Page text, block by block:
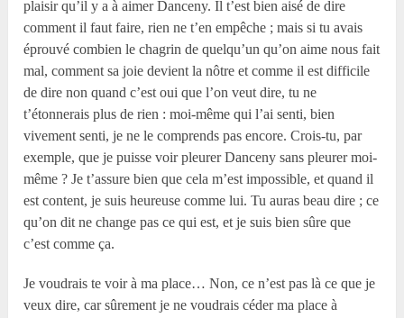
plaisir qu’il y a à aimer Danceny. Il t’est bien aisé de dire
comment il faut faire, rien ne t’en empêche ; mais si tu avais
éprouvé combien le chagrin de quelqu’un qu’on aime nous fait
mal, comment sa joie devient la nôtre et comme il est difficile
de dire non quand c’est oui que l’on veut dire, tu ne
t’étonnerais plus de rien : moi-même qui l’ai senti, bien
vivement senti, je ne le comprends pas encore. Crois-tu, par
exemple, que je puisse voir pleurer Danceny sans pleurer moi-
même ? Je t’assure bien que cela m’est impossible, et quand il
est content, je suis heureuse comme lui. Tu auras beau dire ; ce
qu’on dit ne change pas ce qui est, et je suis bien sûre que
c’est comme ça.
Je voudrais te voir à ma place… Non, ce n’est pas là ce que je
veux dire, car sûrement je ne voudrais céder ma place à